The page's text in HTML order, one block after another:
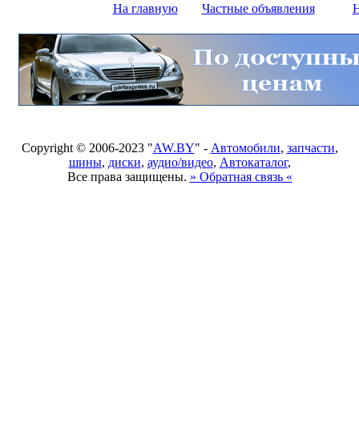
На главную Частные объявления
Copyright © 2006-2023 "AW.BY" - Автомобили, запчасти,
шины, диски, аудио/видео, Автокаталог,
Все права защищены. » Обратная связь «